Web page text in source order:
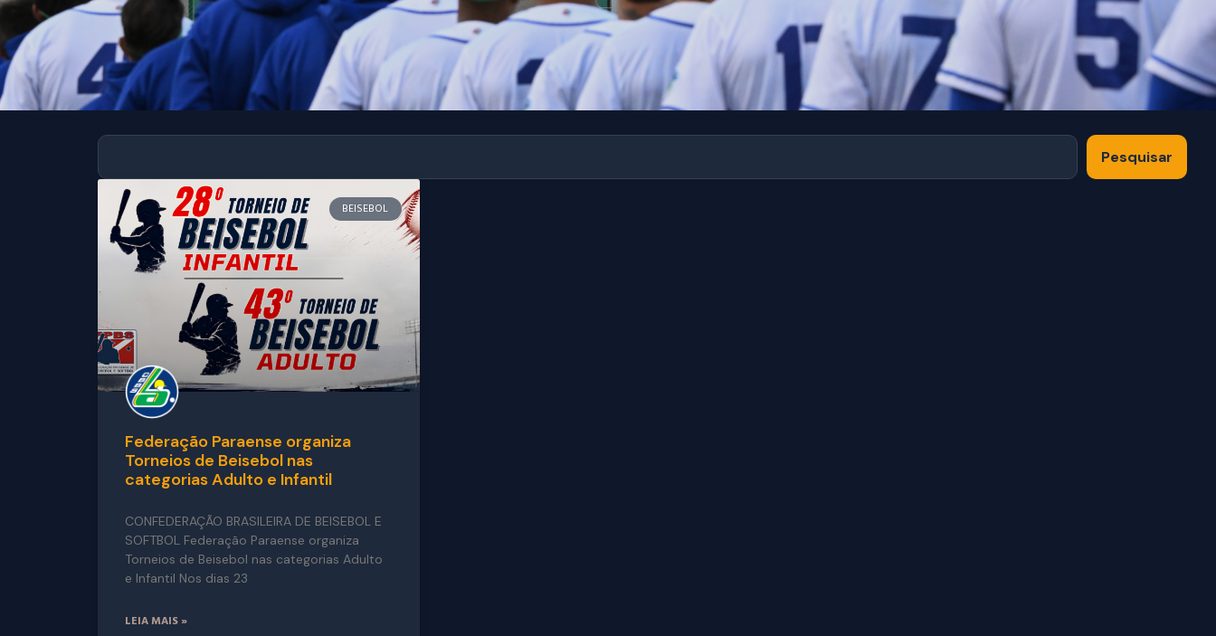
Pesquisar
BEISEBOL
Federação Paraense organiza
Torneios de Beisebol nas
categorias Adulto e Infantil
CONFEDERAÇÃO BRASILEIRA DE BEISEBOL E
SOFTBOL Federação Paraense organiza
Torneios de Beisebol nas categorias Adulto
e Infantil Nos dias 23
LEIA MAIS »